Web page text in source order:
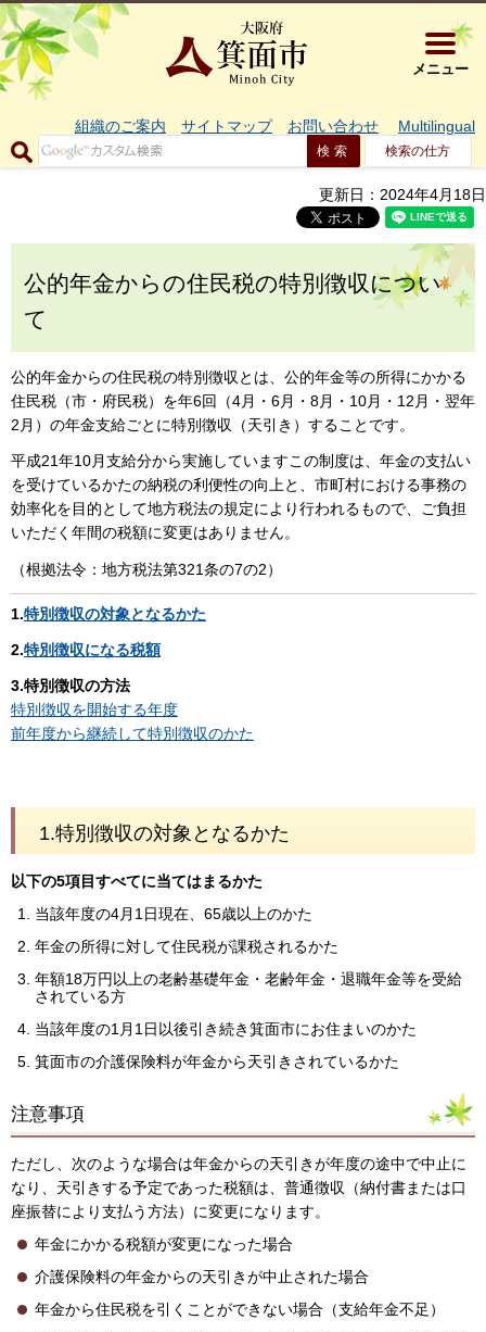
大阪府箕
メニュー
組織のご案内 サイトマップ お問い合わせ Multilingual
検索の仕方
更新日：2024年4月18日
公的年金からの住民税の特別徴収につい
て
公的年金からの住民税の特別徴収とは、公的年金等の所得にかかる
住民税（市・府民税）を年6回（4月・6月・8月・10月・12月・翌年
2月）の年金支給ごとに特別徴収（天引き）することです。
平成21年10月支給分から実施していますこの制度は、年金の支払い
を受けているかたの納税の利便性の向上と、市町村における事務の
効率化を目的として地方税法の規定により行われるもので、ご負担
いただく年間の税額に変更はありません。
（根拠法令：地方税法第321条の7の2）
1.特別徴収の対象となるかた
2.特別徴収になる税額
3.特別徴収の方法
特別徴収を開始する年度
前年度から継続して特別徴収のかた
1.特別徴収の対象となるかた
以下の5項目すべてに当てはまるかた
当該年度の4月1日現在、65歳以上のかた
年金の所得に対して住民税が課税されるかた
年額18万円以上の老齢基礎年金・老齢年金・退職年金等を受給
されている方
当該年度の1月1日以後引き続き箕面市にお住まいのかた
箕面市の介護保険料が年金から天引きされているかた
注意事項
ただし、次のような場合は年金からの天引きが年度の途中で中止に
なり、天引きする予定であった税額は、普通徴収（納付書または口
座振替により支払う方法）に変更になります。
年金にかかる税額が変更になった場合
介護保険料の年金からの天引きが中止された場合
年金から住民税を引くことができない場合（支給年金不足）